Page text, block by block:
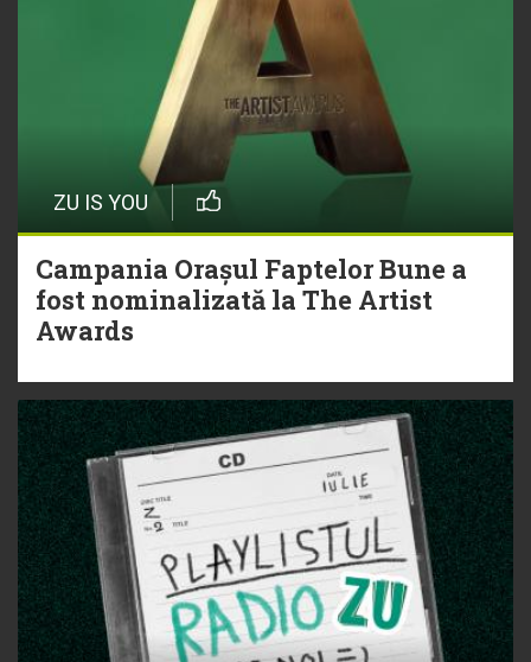
ZU IS YOU
Campania Orașul Faptelor Bune a
fost nominalizată la The Artist
Awards